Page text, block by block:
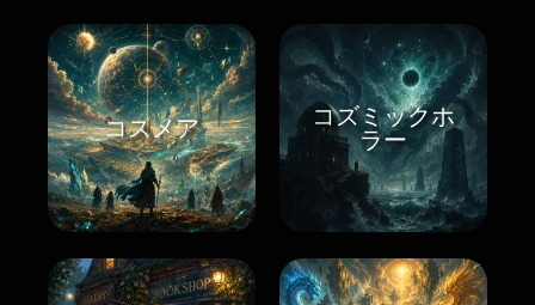
コスメア
コズミックホ
ラー